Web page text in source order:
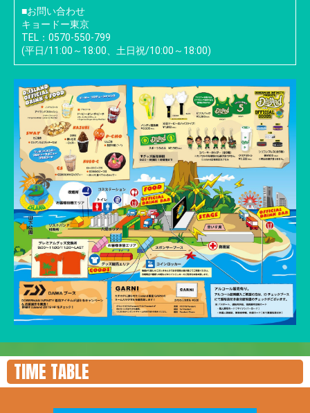
■お問い合わせ
キョードー東京
TEL： 0570-550-799
(平日/11:00～18:00、土日祝/10:00～18:00)
TIME TABLE